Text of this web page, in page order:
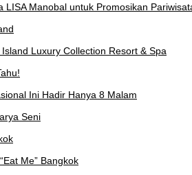
Manobal untuk Promosikan
Luxury Collection Resort & Spa
Ini Hadir Hanya 8 Malam
Seni
Me” Bangkok